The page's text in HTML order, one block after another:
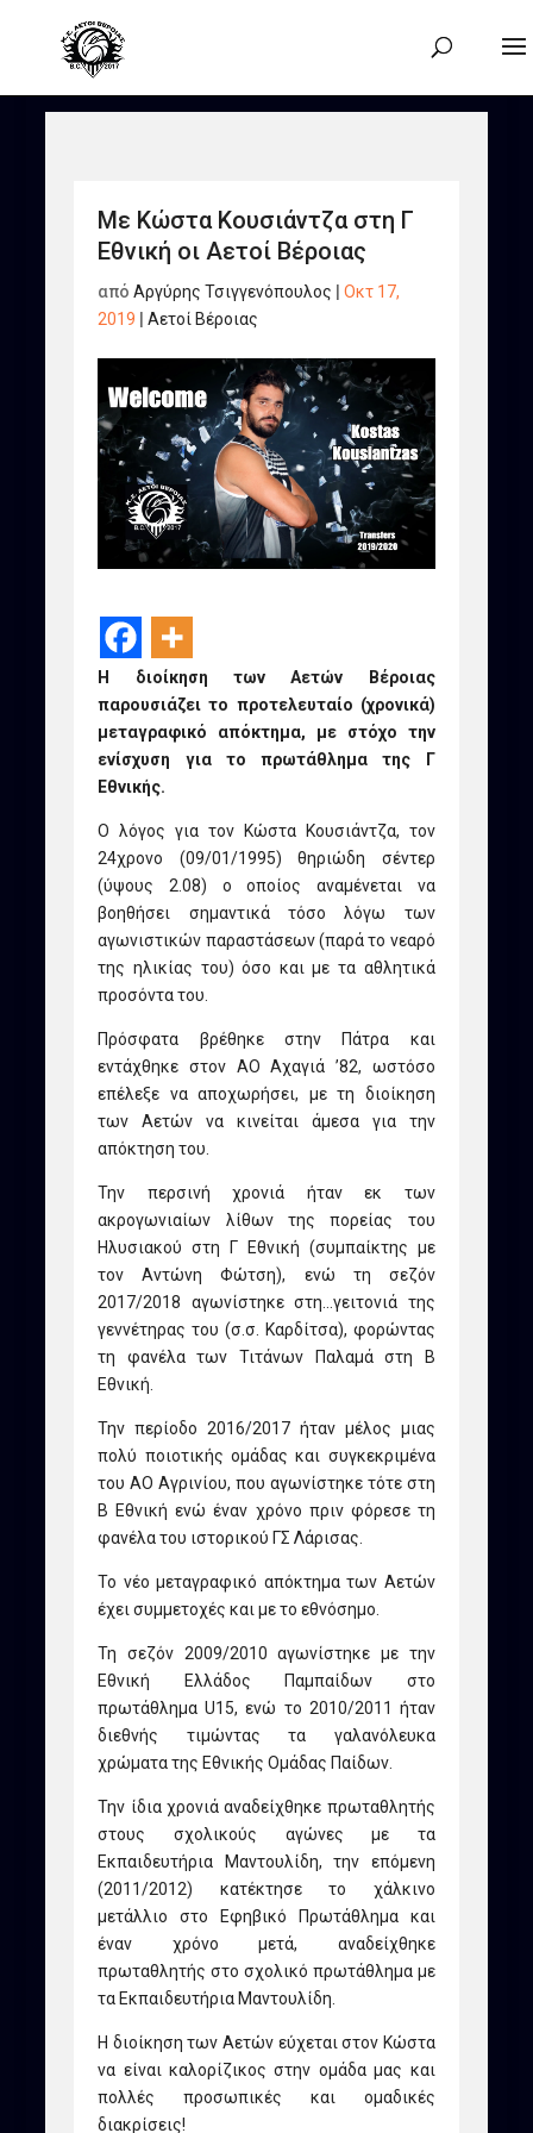
Με Κώστα Κουσιάντζα στη Γ
Εθνική οι Αετοί Βέροιας
απόΑργύρης Τσιγγενόπουλος |Οκτ 17,
2019 |Αετοί Βέροιας
Η διοίκηση των Αετών Βέροιας
παρουσιάζει το προτελευταίο (χρονικά)
μεταγραφικό απόκτημα, με στόχο την
ενίσχυση για το πρωτάθλημα της Γ
Εθνικής.
Ο λόγος για τον Κώστα Κουσιάντζα, τον
24χρονο (09/01/1995) θηριώδη σέντερ
(ύψους 2.08) ο οποίος αναμένεται να
βοηθήσει σημαντικά τόσο λόγω των
αγωνιστικών παραστάσεων (παρά το νεαρό
της ηλικίας του) όσο και με τα αθλητικά
προσόντα του.
Πρόσφατα βρέθηκε στην Πάτρα και
εντάχθηκε στον ΑΟ Αχαγιά ’82, ωστόσο
επέλεξε να αποχωρήσει, με τη διοίκηση
των Αετών να κινείται άμεσα για την
απόκτηση του.
Την περσινή χρονιά ήταν εκ των
ακρογωνιαίων λίθων της πορείας του
Ηλυσιακού στη Γ Εθνική (συμπαίκτης με
τον Αντώνη Φώτση), ενώ τη σεζόν
2017/2018 αγωνίστηκε στη…γειτονιά της
γεννέτηρας του (σ.σ. Καρδίτσα), φορώντας
τη φανέλα των Τιτάνων Παλαμά στη Β
Εθνική.
Την περίοδο 2016/2017 ήταν μέλος μιας
πολύ ποιοτικής ομάδας και συγκεκριμένα
του ΑΟ Αγρινίου, που αγωνίστηκε τότε στη
Β Εθνική ενώ έναν χρόνο πριν φόρεσε τη
φανέλα του ιστορικού ΓΣ Λάρισας.
To νέο μεταγραφικό απόκτημα των Αετών
έχει συμμετοχές και με το εθνόσημο.
Τη σεζόν 2009/2010 αγωνίστηκε με την
Εθνική Ελλάδος Παμπαίδων στο
πρωτάθλημα U15, ενώ το 2010/2011 ήταν
διεθνής τιμώντας τα γαλανόλευκα
χρώματα της Εθνικής Ομάδας Παίδων.
Την ίδια χρονιά αναδείχθηκε πρωταθλητής
στους σχολικούς αγώνες με τα
Εκπαιδευτήρια Μαντουλίδη, την επόμενη
(2011/2012) κατέκτησε το χάλκινο
μετάλλιο στο Εφηβικό Πρωτάθλημα και
έναν χρόνο μετά, αναδείχθηκε
πρωταθλητής στο σχολικό πρωτάθλημα με
τα Εκπαιδευτήρια Μαντουλίδη.
Η διοίκηση των Αετών εύχεται στον Κώστα
να είναι καλορίζικος στην ομάδα μας και
πολλές προσωπικές και ομαδικές
διακρίσεις!